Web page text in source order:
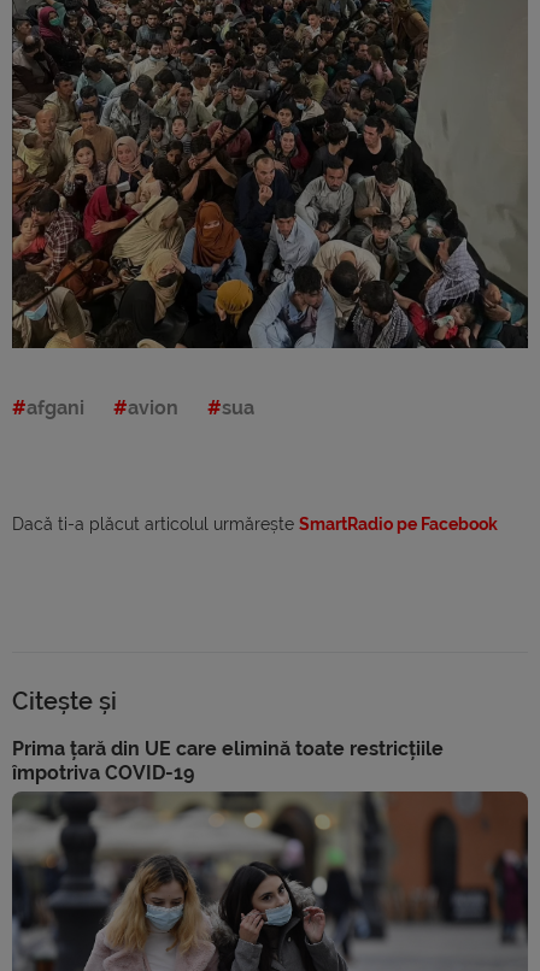
afgani avion sua
Dacă ti-a plăcut articolul urmărește SmartRadio pe Facebook
Citește și
Prima țară din UE care elimină toate restricțiile
împotriva COVID-19